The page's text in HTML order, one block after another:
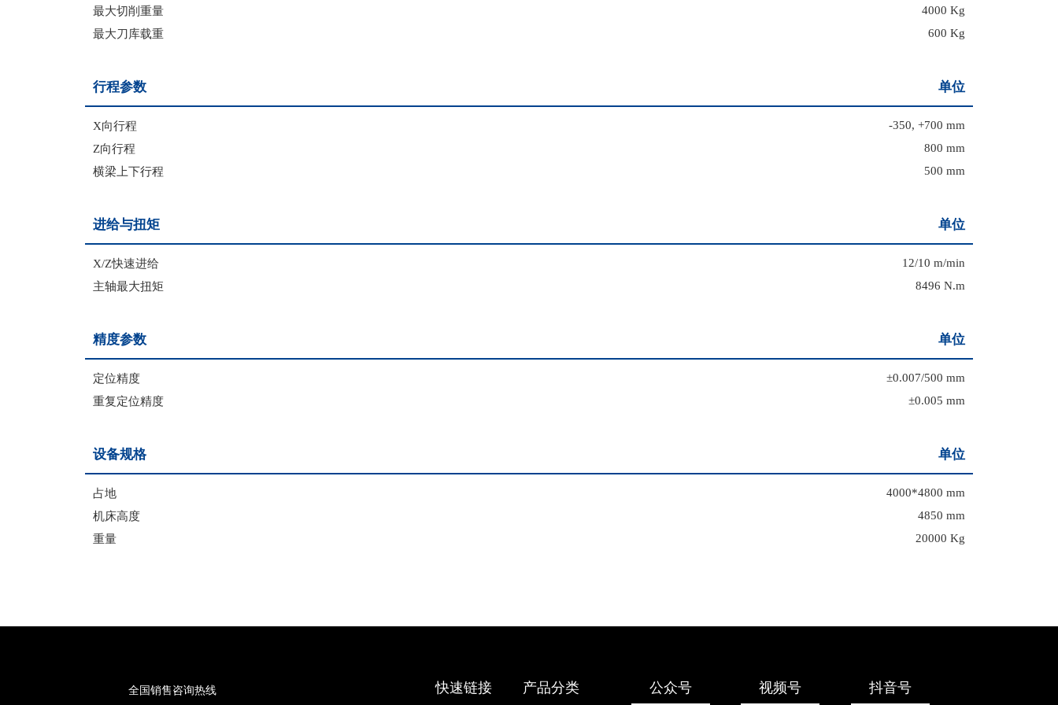
最大切削重量
4000 Kg
最大刀库载重
600 Kg
行程参数 单位
X向行程
-350, +700 mm
Z向行程
800 mm
横梁上下行程
500 mm
进给与扭矩 单位
X/Z快速进给
12/10 m/min
主轴最大扭矩
8496 N.m
精度参数 单位
定位精度
±0.007/500 mm
重复定位精度
±0.005 mm
设备规格 单位
占地
4000*4800 mm
机床高度
4850 mm
重量
20000 Kg
全国销售咨询热线 快速链接 产品分类 公众号 视频号 抖音号